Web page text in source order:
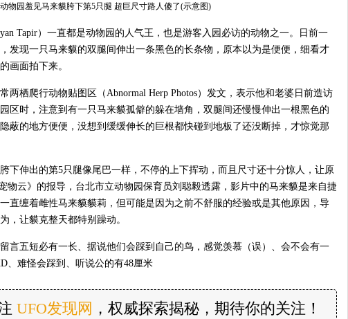
动物园羞见马来貘胯下第5只腿 超巨尺寸路人傻了(示意图)
Tapir）一直都是动物园的人气王，也是游客入园必访的动物之一。日前一
发现一只马来貘的双腿间伸出一条黑色的长条物，原本以为是便便，细看才
画面拍下来。
两栖爬行动物贴图区（Abnormal Herp Photos）发文，表示他和老婆日前造访
区时，注意到有一只马来貘孤僻的躲在墙角，双腿间还慢慢伸出一根黑色的
蔽的地方便便，没想到缓缓伸长的巨根都快碰到地板了还没断掉，才惊觉那
下伸出的第5只腿像尾巴一样，不停的上下挥动，而且尺寸还十分惊人，让原
物云》的报导，台北市立动物园保育员刘聪毅透露，影片中的马来貘是来自捷
直缠着雌性马来貘貘莉，但可能是因为之前不舒服的经验或是其他原因，导
，让貘克整天都特别躁动。
言五短必有一长、据说他们会踩到自己的鸟，感觉羡慕（误）、会不会有一
、难怪会踩到、听说公的有48厘米
UFO发现网 ，权威探索揭秘，期待你的关注！